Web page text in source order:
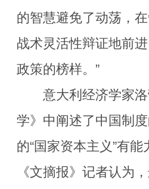
的智慧避免了动荡，
战术灵活性辩证地前
政策的榜样。”
意大利经济学家洛
学》中阐述了中国制
的“国家资本主义”有
《文摘报》记者认为